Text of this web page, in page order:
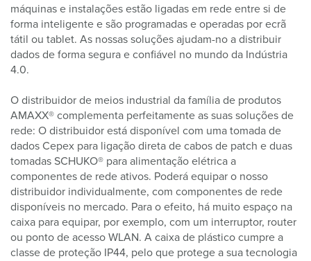
máquinas e instalações estão ligadas em rede entre si de
forma inteligente e são programadas e operadas por ecrã
tátil ou tablet. As nossas soluções ajudam-no a distribuir
dados de forma segura e confiável no mundo da Indústria
4.0.
O distribuidor de meios industrial da família de produtos
AMAXX® complementa perfeitamente as suas soluções de
rede: O distribuidor está disponível com uma tomada de
dados Cepex para ligação direta de cabos de patch e duas
tomadas SCHUKO® para alimentação elétrica a
componentes de rede ativos. Poderá equipar o nosso
distribuidor individualmente, com componentes de rede
disponíveis no mercado. Para o efeito, há muito espaço na
caixa para equipar, por exemplo, com um interruptor, router
ou ponto de acesso WLAN. A caixa de plástico cumpre a
classe de proteção IP44, pelo que protege a sua tecnologia